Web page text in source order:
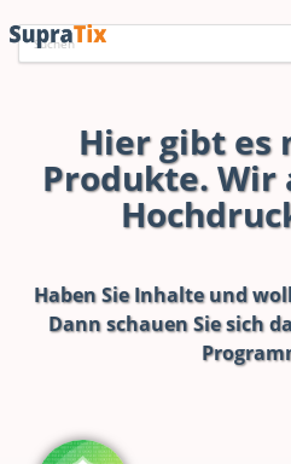
Hier gibt es
Produkte.
Haben Sie Inhalte und
Dann schauen Sie sich